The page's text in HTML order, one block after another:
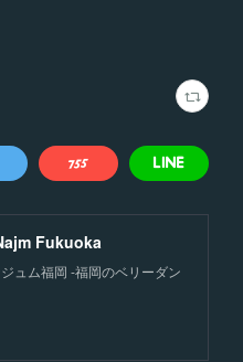
Fukuoka
ュム福岡 -福岡のベリーダン